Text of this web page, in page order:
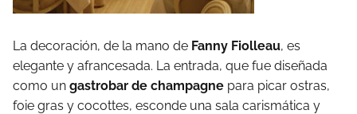
La decoración, de la mano de Fanny Fiolleau, es
elegante y afrancesada. La entrada, que fue diseñada
como un gastrobar de champagne para picar ostras,
foie gras y cocottes, esconde una sala carismática y